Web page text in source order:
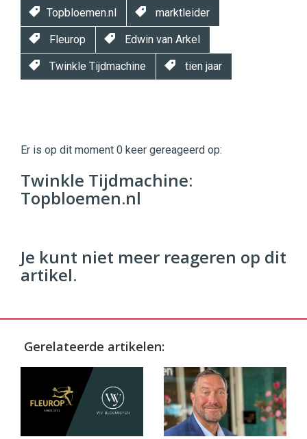
Topbloemen.nl marktleider
Fleurop Edwin van Arkel
Twinkle Tijdmachine tien jaar
|
Digital
Commercehttps://twinklemagazine.nl
9654
Er is op dit moment 0 keer gereageerd op:
Twinkle Tijdmachine:
Topbloemen.nl
Je kunt niet meer reageren op dit
artikel.
Gerelateerde artikelen: